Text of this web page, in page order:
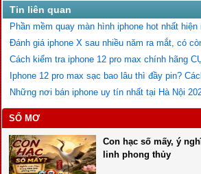
Tin liên quan
Phần mềm quay màn hình iphone hot nhất hiện
Đánh giá iphone X sau nhiều năm ra mắt, có
Cách kiểm tra iphone 12 pro max chính hãng
Iphone 12 pro max sạc bao lâu thì đầy pin?
Những nơi bán iphone uy tín nhất tại Hà Nội
SỔ MƠ
Con hạc số mấy, ý
linh phong thủy